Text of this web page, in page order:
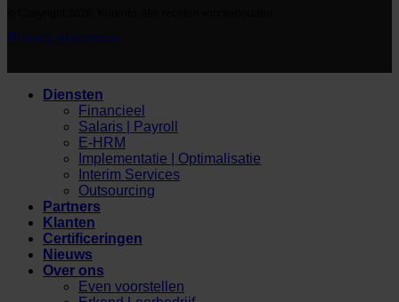
Privacy statement
Diensten
Financieel
Salaris | Payroll
E-HRM
Implementatie | Optimalisatie
Interim Services
Outsourcing
Partners
Klanten
Certificeringen
Nieuws
Over ons
Even voorstellen